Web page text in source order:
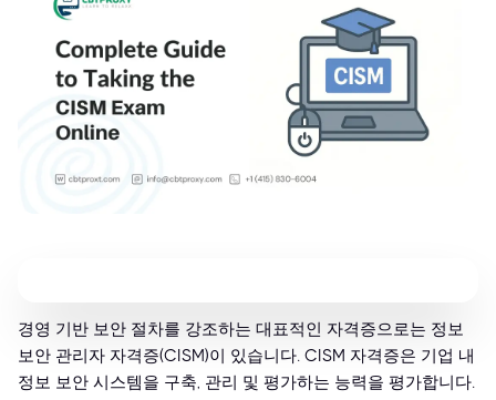
경영 기반 보안 절차를 강조하는 대표적인 자격증으로는 정보
보안 관리자 자격증(CISM)이 있습니다. CISM 자격증은 기업 내
정보 보안 시스템을 구축, 관리 및 평가하는 능력을 평가합니다.